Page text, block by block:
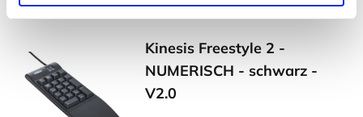
Kinesis Freestyle 2 -
NUMERISCH - schwarz -
V2.0